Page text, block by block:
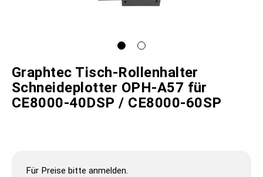
Graphtec Tisch-Rollenhalter
Schneideplotter OPH-A57 für
CE8000-40DSP / CE8000-60SP
Für Preise bitte anmelden.